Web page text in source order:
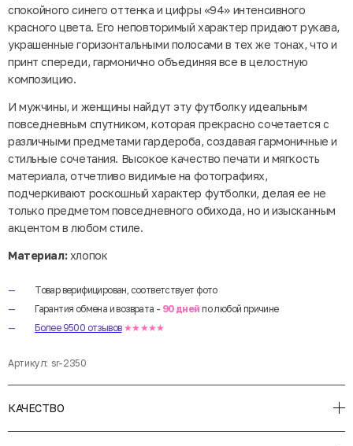
спокойного синего оттенка и цифры «94» интенсивного
красного цвета. Его неповторимый характер придают рукава,
украшенные горизонтальными полосами в тех же тонах, что и
принт спереди, гармонично объединяя все в целостную
композицию.
И мужчины, и женщины найдут эту футболку идеальным
повседневным спутником, которая прекрасно сочетается с
различными предметами гардероба, создавая гармоничные и
стильные сочетания. Высокое качество печати и мягкость
материала, отчетливо видимые на фотографиях,
подчеркивают роскошный характер футболки, делая ее не
только предметом повседневного обихода, но и изысканным
акцентом в любом стиле.
Материал:хлопок
Товар верифицирован, соответствует фото
Гарантия обмена и возврата - 90 дней по любой причине
Более 9500 отзывов ★★★★★
Артикул: sr-2350
КАЧЕСТВО